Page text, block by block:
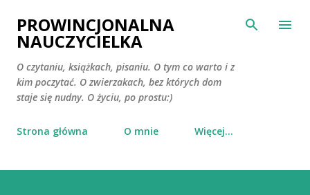
Przejdź do głównej zawartości
PROWINCJONALNA
NAUCZYCIELKA
O czytaniu, książkach, pisaniu. O tym co warto i z
kim poczytać. O zwierzakach, bez których dom
staje się nudny. O życiu, po prostu:)
Strona główna O mnie Więcej…